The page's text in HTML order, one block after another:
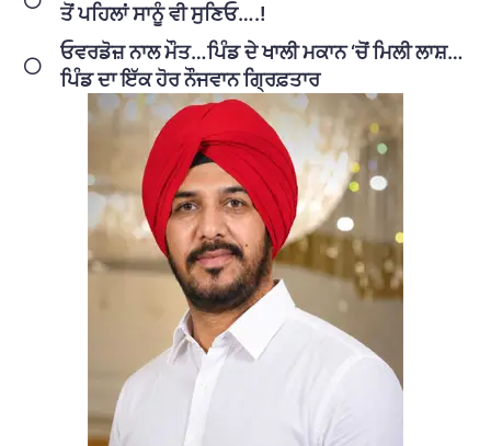
ਤੋਂ ਪਹਿਲਾਂ ਸਾਨੂੰ ਵੀ ਸੁਣਿਓ….!
ਓਵਰਡੋਜ਼ ਨਾਲ ਮੌਤ…ਪਿੰਡ ਦੇ ਖਾਲੀ ਮਕਾਨ ‘ਚੋਂ ਮਿਲੀ ਲਾਸ਼…
ਪਿੰਡ ਦਾ ਇੱਕ ਹੋਰ ਨੌਜਵਾਨ ਗ੍ਰਿਫ਼ਤਾਰ